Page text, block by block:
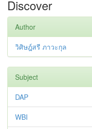
Discover
Author
วิศิษฎ์สรี ภาวะกุล
Subject
DAP
WBI